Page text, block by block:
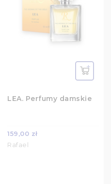
LEA. Perfumy damskie
159,00 zł
Rafael